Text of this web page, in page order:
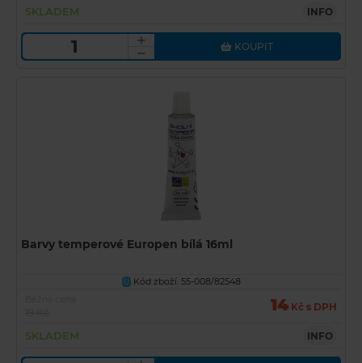
SKLADEM INFO
KOUPIT
Barvy temperové Europen bílá 16ml
U Kód zboží: 55-008/82548
14 Kč s DPH
SKLADEM INFO